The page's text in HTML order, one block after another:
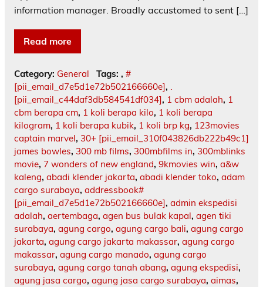
information manager. Broadly accustomed to sent […]
Read more
Category: General Tags: , #
[pii_email_d7e5d1e72b502166660e], .
[pii_email_c44daf3db584541df034], 1 cbm adalah, 1
cbm berapa cm, 1 koli berapa kilo, 1 koli berapa
kilogram, 1 koli berapa kubik, 1 koli brp kg, 123movies
captain marvel, 30+ [pii_email_310f043826db222b49c1]
james bowles, 300 mb films, 300mbfilms in, 300mblinks
movie, 7 wonders of new england, 9kmovies win, a&w
kaleng, abadi klender jakarta, abadi klender toko, adam
cargo surabaya, addressbook#
[pii_email_d7e5d1e72b502166660e], admin ekspedisi
adalah, aertembaga, agen bus bulak kapal, agen tiki
surabaya, agung cargo, agung cargo bali, agung cargo
jakarta, agung cargo jakarta makassar, agung cargo
makassar, agung cargo manado, agung cargo
surabaya, agung cargo tanah abang, agung ekspedisi,
agung jasa cargo, agung jasa cargo surabaya, aimas,